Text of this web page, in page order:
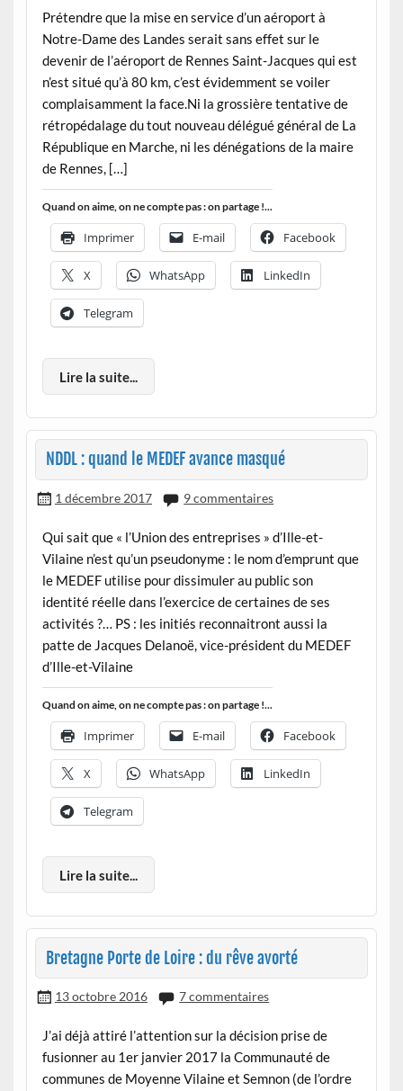
Prétendre que la mise en service d’un aéroport à
Notre-Dame des Landes serait sans effet sur le
devenir de l’aéroport de Rennes Saint-Jacques qui est
n’est situé qu’à 80 km, c’est évidemment se voiler
complaisamment la face.Ni la grossière tentative de
rétropédalage du tout nouveau délégué général de La
République en Marche, ni les dénégations de la maire
de Rennes, […]
Quand on aime, on ne compte pas : on partage !...
Imprimer E-mail Facebook
X WhatsApp LinkedIn
Telegram
Lire la suite...
NDDL : quand le MEDEF avance masqué
1 décembre 2017 9 commentaires
Qui sait que « l’Union des entreprises » d’Ille-et-
Vilaine n’est qu’un pseudonyme : le nom d’emprunt que
le MEDEF utilise pour dissimuler au public son
identité réelle dans l’exercice de certaines de ses
activités ?… PS : les initiés reconnaitront aussi la
patte de Jacques Delanoë, vice-président du MEDEF
d’Ille-et-Vilaine
Quand on aime, on ne compte pas : on partage !...
Imprimer E-mail Facebook
X WhatsApp LinkedIn
Telegram
Lire la suite...
Bretagne Porte de Loire : du rêve avorté
13 octobre 2016 7 commentaires
J’ai déjà attiré l’attention sur la décision prise de
fusionner au 1er janvier 2017 la Communauté de
communes de Moyenne Vilaine et Semnon (de l’ordre